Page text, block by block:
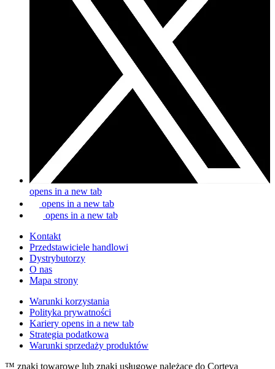
opens in a new tab
opens in a new tab
opens in a new tab
Kontakt
Przedstawiciele handlowi
Dystrybutorzy
O nas
Mapa strony
Warunki korzystania
Polityka prywatności
Kariery opens in a new tab
Strategia podatkowa
Warunki sprzedaży produktów
™ znaki towarowe lub znaki usługowe należące do Corteva